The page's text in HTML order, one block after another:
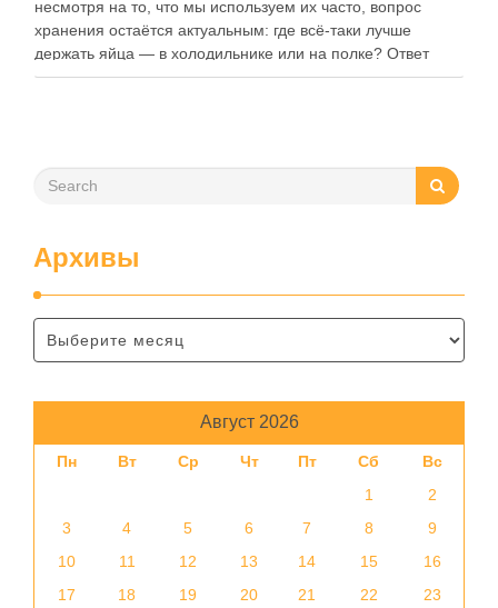
несмотря на то, что мы используем их часто, вопрос
хранения остаётся актуальным: где всё-таки лучше
держать яйца — в холодильнике или на полке? Ответ
зависит от нескольких факторов, включая температуру
Архивы
Август 2026
Пн Вт Ср Чт Пт Сб
Вс
1
2
3
4 5 6 7 8
9
10
11 12 13 14 15
16
17
18 19 20 21 22
23